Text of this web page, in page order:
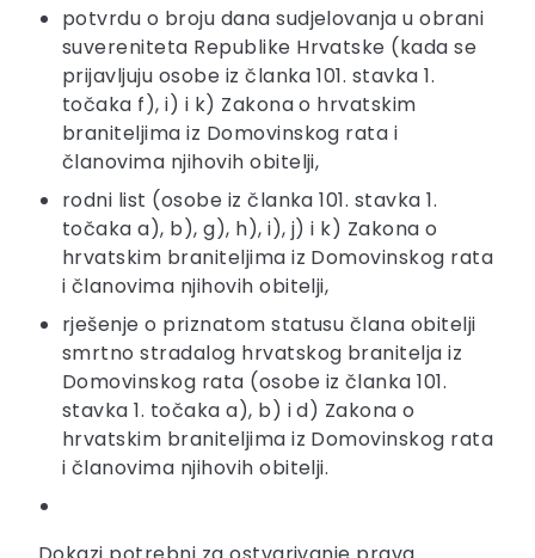
potvrdu o broju dana sudjelovanja u obrani
suvereniteta Republike Hrvatske (kada se
prijavljuju osobe iz članka 101. stavka 1.
točaka f), i) i k) Zakona o hrvatskim
braniteljima iz Domovinskog rata i
članovima njihovih obitelji,
rodni list (osobe iz članka 101. stavka 1.
točaka a), b), g), h), i), j) i k) Zakona o
hrvatskim braniteljima iz Domovinskog rata
i članovima njihovih obitelji,
rješenje o priznatom statusu člana obitelji
smrtno stradalog hrvatskog branitelja iz
Domovinskog rata (osobe iz članka 101.
stavka 1. točaka a), b) i d) Zakona o
hrvatskim braniteljima iz Domovinskog rata
i članovima njihovih obitelji.